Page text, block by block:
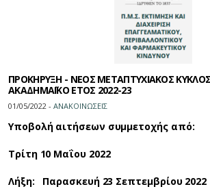
ΠΡΟΚΗΡΥΞΗ - ΝΕΟΣ ΜΕΤΑΠΤΥΧΙΑΚΟΣ
ΑΚΑΔΗΜΑΪΚΟ ΕΤΟΣ 2022-23
01/05/2022 - ΑΝΑΚΟΙΝΩΣΕΙΣ
Υποβολή αιτήσεων συμμετοχής από:
Τρίτη 10 Μαΐου 2022
Λήξη: Παρασκευή 23 Σεπτεμβρίου 2022